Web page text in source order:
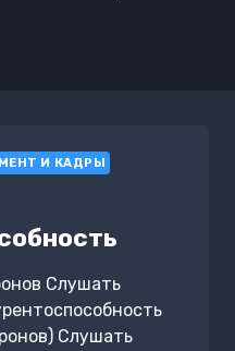
И КАДРЫ
Слушать
Слушать